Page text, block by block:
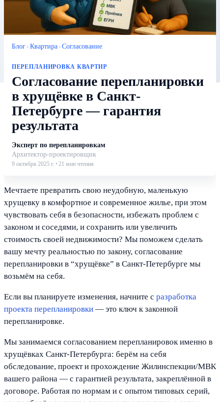
Блог › Квартира › Согласование
ПЕРЕПЛАНИРОВКА КВАРТИР
Согласование перепланировки
в хрущёвке в Санкт-
Петербурге — гарантия
результата
Эксперт по перепланировкам
Архитектор-проектировщик
9 октября 2025 г. • 21 мин чтения
Мечтаете превратить свою неудобную, маленькую
хрущевку в комфортное и современное жилье, при этом
чувствовать себя в безопасности, избежать проблем с
законом и соседями, и сохранить или увеличить
стоимость своей недвижимости? Мы поможем сделать
вашу мечту реальностью по закону, согласование
перепланировки в “хрущёвке” в Санкт-Петербурге мы
возьмём на себя.
Если вы планируете изменения, начните с разработка
проекта перепланировки — это ключ к законной
перепланировке.
Мы занимаемся согласованием перепланировок именно в
хрущёвках Санкт-Петербурга: берём на себя
обследование, проект и прохождение Жилинспекции/МВК
вашего района — с гарантией результата, закреплённой в
договоре. Работая по нормам и с опытом типовых серий,